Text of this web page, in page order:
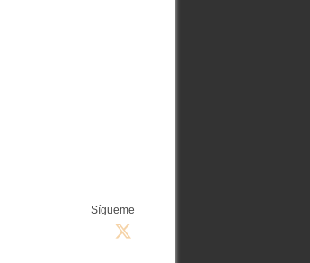
Sígueme